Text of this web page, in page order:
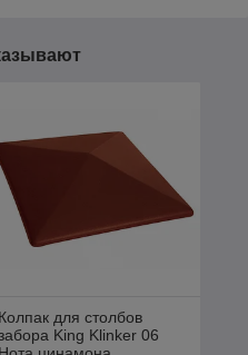
Колпак для столбов
King Klinker 06